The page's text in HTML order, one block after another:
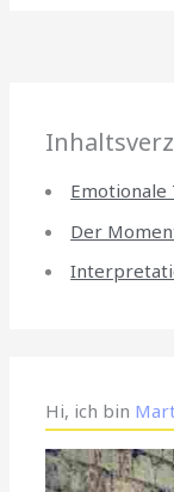
Emotionale
Der
Hi, ich bin